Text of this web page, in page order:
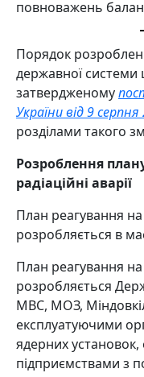
повноважень
Порядок
державної системи
затвердженому
України від 9
розділами такого
Розроблення
радіаційні аварії
План реагування на
розробляється в
План реагування на
розробляється
МВС, МОЗ,
експлуатуючими
ядерних установок,
підприємствами з